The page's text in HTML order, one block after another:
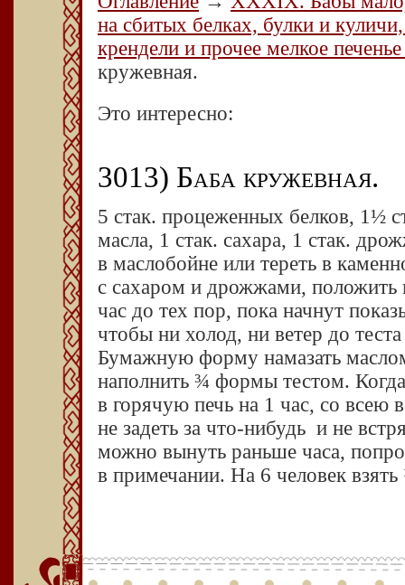
на сбитых белках, булки и
крендели и прочее мелкое
кружевная.
Это интересно:
3013) Баба кружевная.
5 стак. процеженных белков, 1½
масла, 1 стак. сахара, 1 стак.
в маслобойне или тереть в
с сахаром и дрожжами, положить
час до тех пор, пока начнут
чтобы ни холод, ни ветер до
Бумажную форму намазать
наполнить ¾ формы тестом.
в горячую печь на 1 час, со
не задеть за что-нибудь и не
можно вынуть раньше часа,
в примечании. На 6 человек